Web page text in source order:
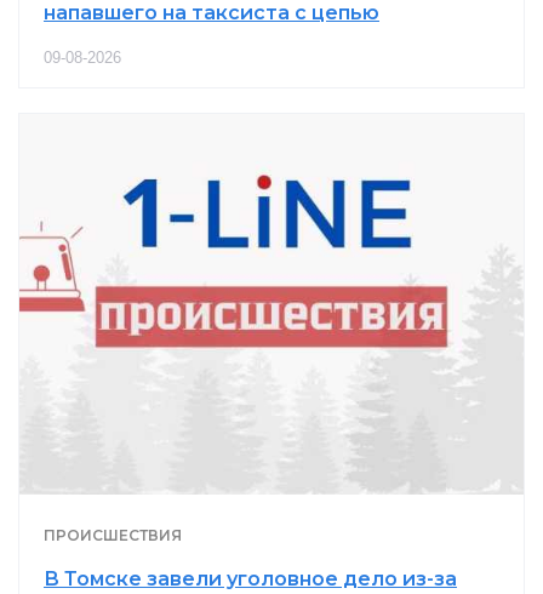
напавшего на таксиста с цепью
09-08-2026
ПРОИСШЕСТВИЯ
В Томске завели уголовное дело из-за